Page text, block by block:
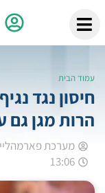
עמוד הבית
חיסון נגד
הרות מגן גם
מערכת
13:06